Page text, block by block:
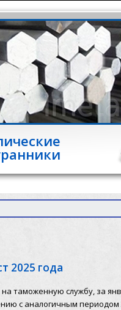
2025 года
на таможенную службу, за
с аналогичным периодом